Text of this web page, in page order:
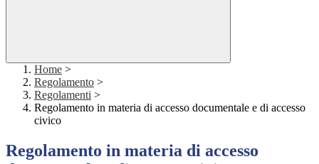
Home >
Regolamento >
Regolamenti >
Regolamento in materia di accesso documentale e di accesso
civico
Regolamento in materia di accesso